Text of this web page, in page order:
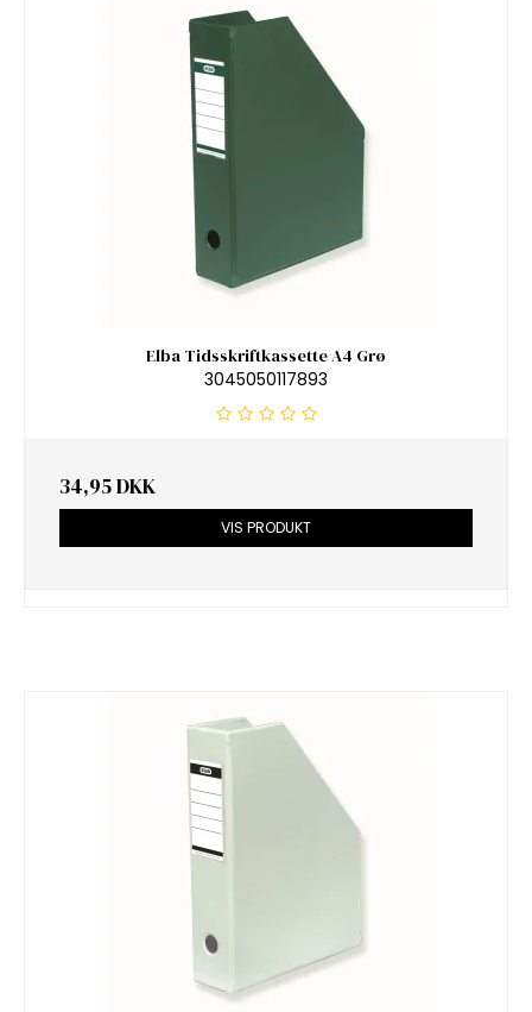
Elba Tidsskriftkassette A4 Grø
3045050117893
34,95 DKK
VIS PRODUKT